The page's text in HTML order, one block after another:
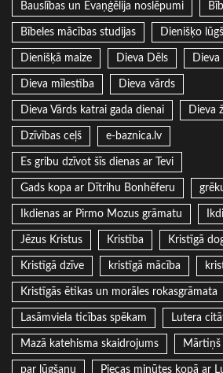
Bauslības un Evaņģēlija noslēpumi
Bībeles mācības studijas Dienišķo
Dienišķā maize Dieva Dēls Dieva
Dieva mīlestība Dieva vārds
Dieva Vārds katrai gada dienai Dieva
Dzīvības ceļš e-baznica.lv
Es gribu dzīvot šīs dienas ar Tevi
Gads kopa ar Dītrihu Bonhēferu
Ikdienas ar Pirmo Mozus grāmatu
Jēzus Kristus Kristība Kristīgā
Kristīgā dzīve kristīgā mācība
Kristīgās ētikas un morāles rokasgrāmata
Lasāmviela ticības spēkam Lutera
Mazā katehisma skaidrojums Mārtiņš
par lūgšanu Piecas minūtes kopā ar